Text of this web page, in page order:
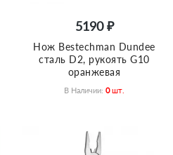
5190 ₽
Нож Bestechman Dundee
сталь D2, рукоять G10
оранжевая
В Наличии: 0 Шт.